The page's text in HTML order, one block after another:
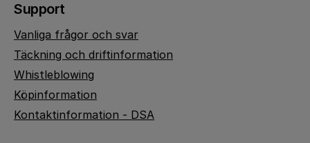
Support
Vanliga frågor och svar
Täckning och driftinformation
Whistleblowing
Köpinformation
Kontaktinformation - DSA